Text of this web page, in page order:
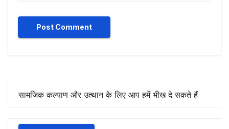
सामजिक कल्याण और उत्थान के लिए आप हमें भीख दे सकते हैं